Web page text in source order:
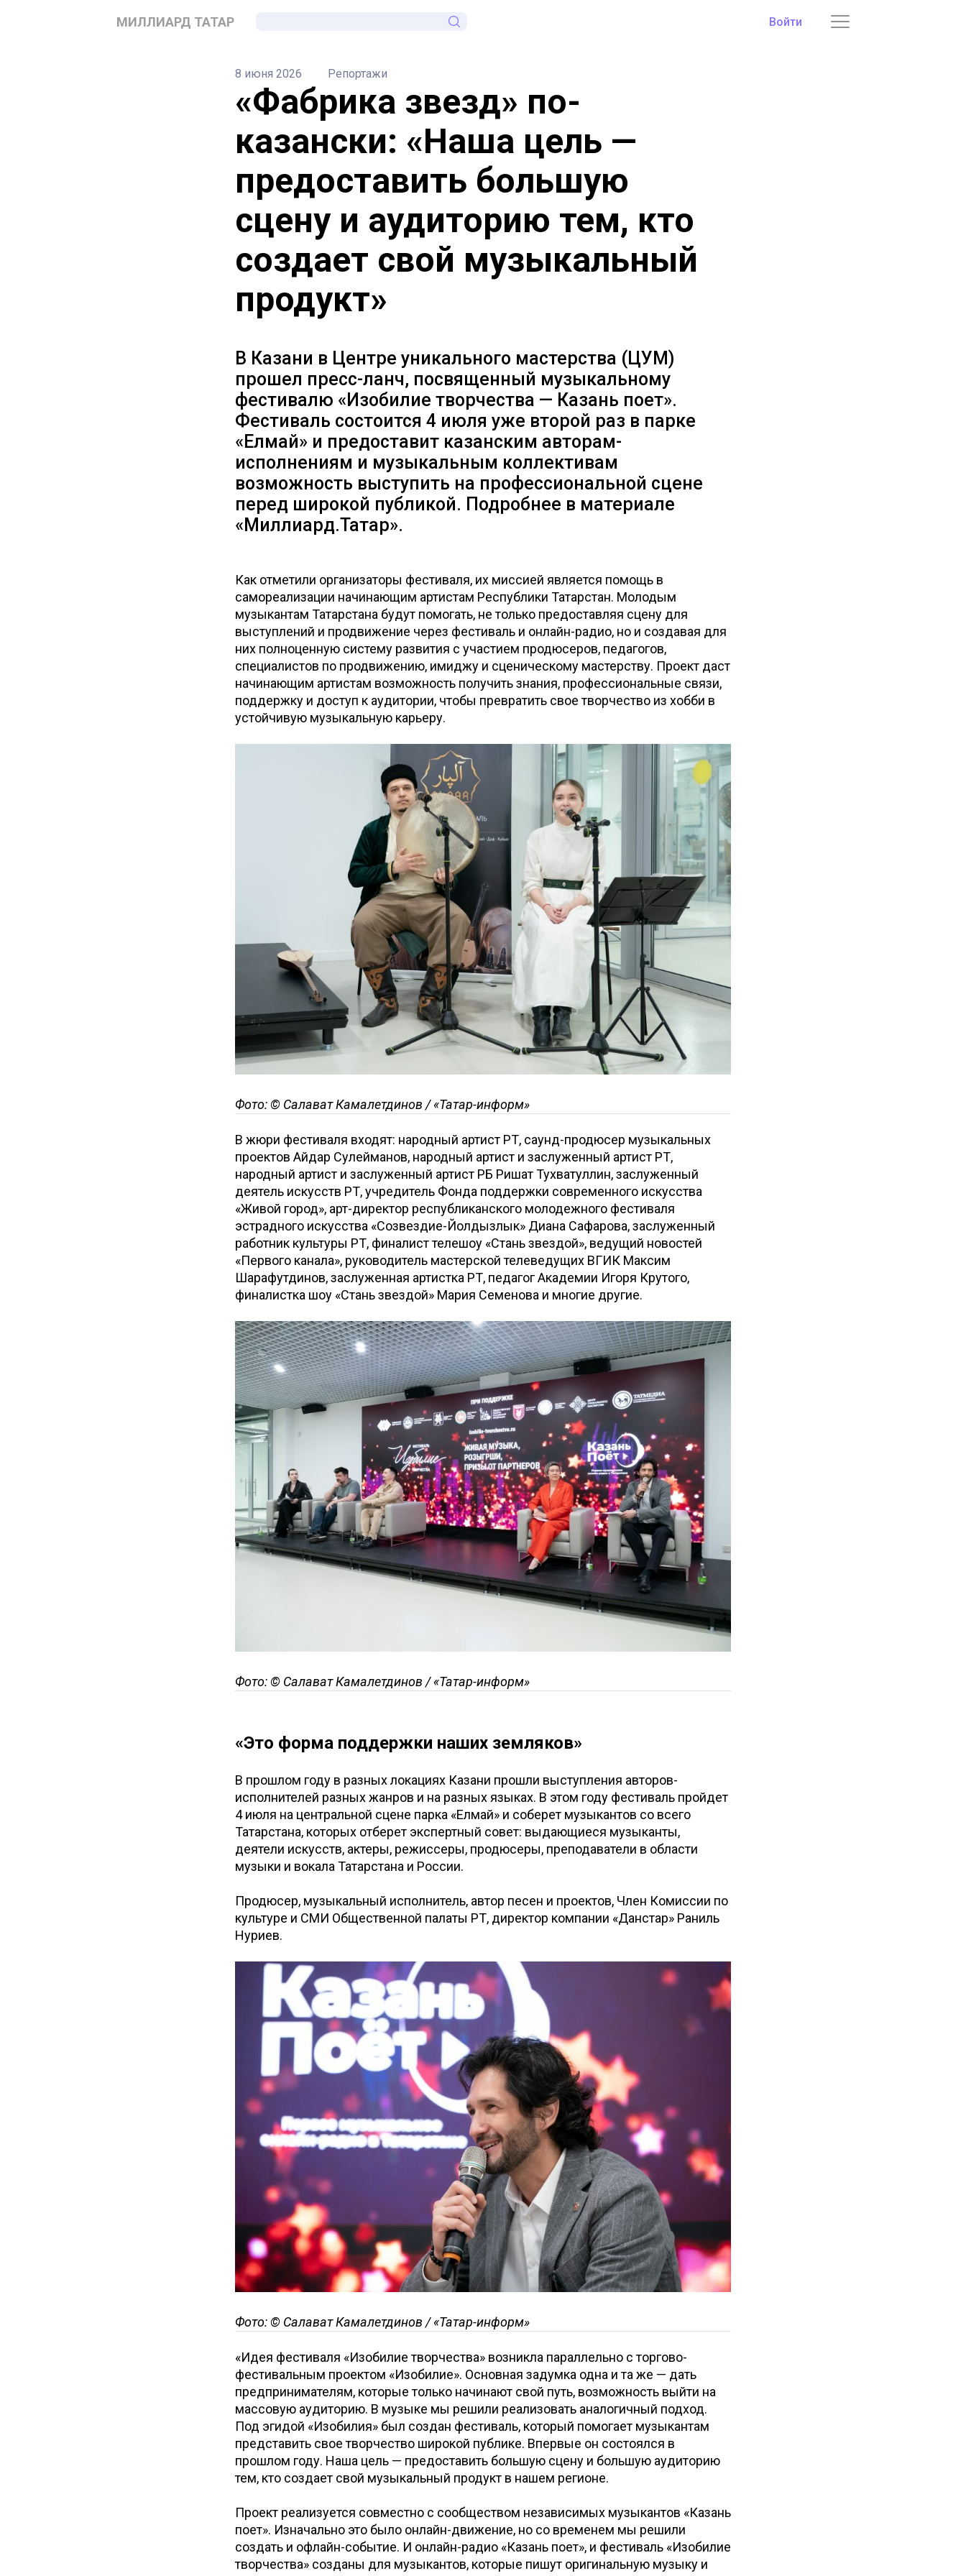
МИЛЛИАРД ТАТАР Войти
8 июня 2026 Репортажи
«Фабрика звезд» по-
казански: «Наша цель —
предоставить большую
сцену и аудиторию тем, кто
создает свой музыкальный
продукт»
В Казани в Центре уникального мастерства (ЦУМ)
прошел пресс-ланч, посвященный музыкальному
фестивалю «Изобилие творчества — Казань поет».
Фестиваль состоится 4 июля уже второй раз в парке
«Елмай» и предоставит казанским авторам-
исполнениям и музыкальным коллективам
возможность выступить на профессиональной сцене
перед широкой публикой. Подробнее в материале
«Миллиард.Татар».
Как отметили организаторы фестиваля, их миссией является помощь в
самореализации начинающим артистам Республики Татарстан. Молодым
музыкантам Татарстана будут помогать, не только предоставляя сцену для
выступлений и продвижение через фестиваль и онлайн-радио, но и создавая для
них полноценную систему развития с участием продюсеров, педагогов,
специалистов по продвижению, имиджу и сценическому мастерству. Проект даст
начинающим артистам возможность получить знания, профессиональные связи,
поддержку и доступ к аудитории, чтобы превратить свое творчество из хобби в
устойчивую музыкальную карьеру.
Фото: © Салават Камалетдинов / «Татар-информ»
В жюри фестиваля входят: народный артист РТ, саунд-продюсер музыкальных
проектов Айдар Сулейманов, народный артист и заслуженный артист РТ,
народный артист и заслуженный артист РБ Ришат Тухватуллин, заслуженный
деятель искусств РТ, учредитель Фонда поддержки современного искусства
«Живой город», арт-директор республиканского молодежного фестиваля
эстрадного искусства «Созвездие-Йолдызлык» Диана Сафарова, заслуженный
работник культуры РТ, финалист телешоу «Стань звездой», ведущий новостей
«Первого канала», руководитель мастерской телеведущих ВГИК Максим
Шарафутдинов, заслуженная артистка РТ, педагог Академии Игоря Крутого,
финалистка шоу «Стань звездой» Мария Семенова и многие другие.
Фото: © Салават Камалетдинов / «Татар-информ»
«Это форма поддержки наших земляков»
В прошлом году в разных локациях Казани прошли выступления авторов-
исполнителей разных жанров и на разных языках. В этом году фестиваль пройдет
4 июля на центральной сцене парка «Елмай» и соберет музыкантов со всего
Татарстана, которых отберет экспертный совет: выдающиеся музыканты,
деятели искусств, актеры, режиссеры, продюсеры, преподаватели в области
музыки и вокала Татарстана и России.
Продюсер, музыкальный исполнитель, автор песен и проектов, Член Комиссии по
культуре и СМИ Общественной палаты РТ, директор компании «Данстар» Раниль
Нуриев.
Фото: © Салават Камалетдинов / «Татар-информ»
«Идея фестиваля «Изобилие творчества» возникла параллельно с торгово-
фестивальным проектом «Изобилие». Основная задумка одна и та же — дать
предпринимателям, которые только начинают свой путь, возможность выйти на
массовую аудиторию. В музыке мы решили реализовать аналогичный подход.
Под эгидой «Изобилия» был создан фестиваль, который помогает музыкантам
представить свое творчество широкой публике. Впервые он состоялся в
прошлом году. Наша цель — предоставить большую сцену и большую аудиторию
тем, кто создает свой музыкальный продукт в нашем регионе.
Проект реализуется совместно с сообществом независимых музыкантов «Казань
поет». Изначально это было онлайн-движение, но со временем мы решили
создать и офлайн-событие. И онлайн-радио «Казань поет», и фестиваль «Изобилие
творчества» созданы для музыкантов, которые пишут оригинальную музыку и